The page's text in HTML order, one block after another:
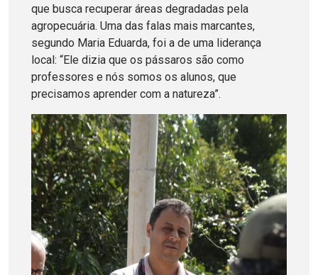
que busca recuperar áreas degradadas pela
agropecuária. Uma das falas mais marcantes,
segundo Maria Eduarda, foi a de uma liderança
local: “Ele dizia que os pássaros são como
professores e nós somos os alunos, que
precisamos aprender com a natureza”.